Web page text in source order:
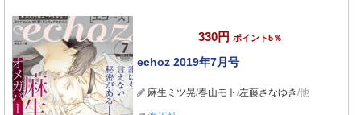
330円 ポイント5％
echoz 2019年7月号
麻生ミツ晃/春山モト /左藤さなゆき/他